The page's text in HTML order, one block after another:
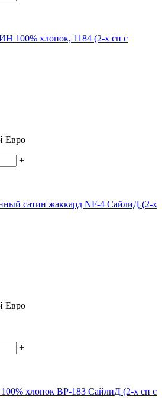
хлопок, 1184 (2-х сп с
Евро
+
сатин жаккард NF-4 СайлиД (2-х
Евро
+
100% хлопок ВP-183 СайлиД (2-х сп с